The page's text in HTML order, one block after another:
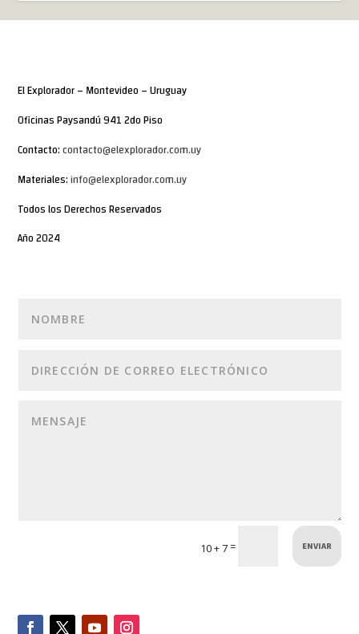
El Explorador – Montevideo – Uruguay
Oficinas Paysandú 941 2do Piso
Contacto:contacto@elexplorador.com.uy
Materiales:info@elexplorador.com.uy
Todos los Derechos Reservados
Año 2024
10 + 7= ENVIAR